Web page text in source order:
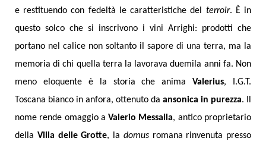
e restituendo con fedeltà le caratteristiche del terroir. È in
questo solco che si inscrivono i vini Arrighi: prodotti che
portano nel calice non soltanto il sapore di una terra, ma la
memoria di chi quella terra la lavorava duemila anni fa. Non
meno eloquente è la storia che animaValerius, I.G.T.
Toscana bianco in anfora, ottenuto da ansonica in purezza. Il
nome rende omaggio aValerio Messalla, antico proprietario
della Villa delle Grotte, la domus romana rinvenuta presso